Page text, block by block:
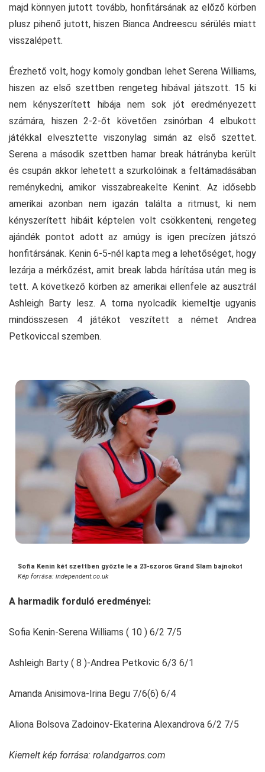
majd könnyen jutott tovább, honfitársának az előző körben
plusz pihenő jutott, hiszen Bianca Andreescu sérülés miatt
visszalépett.
Érezhető volt, hogy komoly gondban lehet Serena Williams,
hiszen az első szettben rengeteg hibával játszott. 15 ki
nem kényszerített hibája nem sok jót eredményezett
számára, hiszen 2-2-őt követően zsinórban 4 elbukott
játékkal elvesztette viszonylag simán az első szettet.
Serena a második szettben hamar break hátrányba került
és csupán akkor lehetett a szurkolóinak a feltámadásában
reménykedni, amikor visszabreakelte Kenint. Az idősebb
amerikai azonban nem igazán találta a ritmust, ki nem
kényszerített hibáit képtelen volt csökkenteni, rengeteg
ajándék pontot adott az amúgy is igen precízen játszó
honfitársának. Kenin 6-5-nél kapta meg a lehetőséget, hogy
lezárja a mérkőzést, amit break labda hárítása után meg is
tett. A következő körben az amerikai ellenfele az ausztrál
Ashleigh Barty lesz. A torna nyolcadik kiemeltje ugyanis
mindösszesen 4 játékot veszített a német Andrea
Petkoviccal szemben.
Sofia Kenin két szettben győzte le a 23-szoros Grand Slam bajnokot
Kép forrása: independent.co.uk
A harmadik forduló eredményei:
Sofia Kenin-Serena Williams ( 10 ) 6/2 7/5
Ashleigh Barty ( 8 )-Andrea Petkovic 6/3 6/1
Amanda Anisimova-Irina Begu 7/6(6) 6/4
Aliona Bolsova Zadoinov-Ekaterina Alexandrova 6/2 7/5
Kiemelt kép forrása: rolandgarros.com